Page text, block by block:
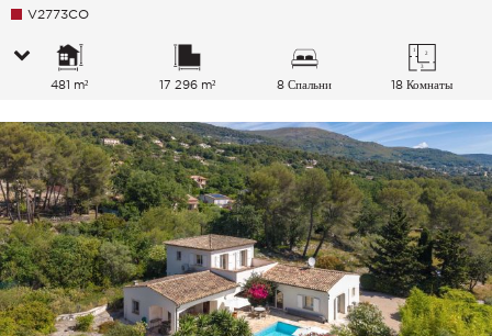
V2773CO
481 m² 17 296 m² 8 Спальни 18 Комнаты